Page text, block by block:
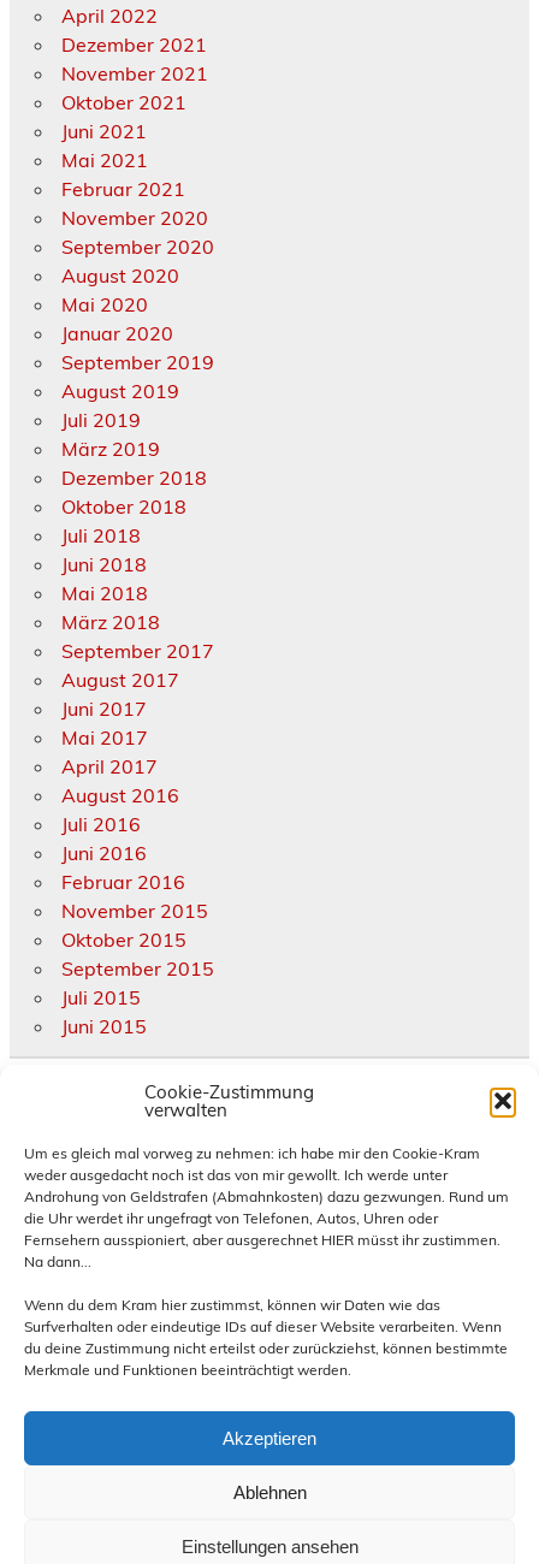
Cookie-Zustimmung
verwalten
Um es gleich mal vorweg zu nehmen: ich habe mir den Cookie-Kram
weder ausgedacht noch ist das von mir gewollt. Ich werde unter
Androhung von Geldstrafen (Abmahnkosten) dazu gezwungen. Rund um
die Uhr werdet ihr ungefragt von Telefonen, Autos, Uhren oder
Fernsehern ausspioniert, aber ausgerechnet HIER müsst ihr zustimmen.
Na dann...
Wenn du dem Kram hier zustimmst, können wir Daten wie das
Surfverhalten oder eindeutige IDs auf dieser Website verarbeiten. Wenn
du deine Zustimmung nicht erteilst oder zurückziehst, können bestimmte
Merkmale und Funktionen beeinträchtigt werden.
Akzeptieren
Ablehnen
Einstellungen ansehen
April 2022
Dezember 2021
November 2021
Oktober 2021
Juni 2021
Mai 2021
Februar 2021
November 2020
September 2020
August 2020
Mai 2020
Januar 2020
September 2019
August 2019
Juli 2019
März 2019
Dezember 2018
Oktober 2018
Juli 2018
Juni 2018
Mai 2018
März 2018
September 2017
August 2017
Juni 2017
Mai 2017
April 2017
August 2016
Juli 2016
Juni 2016
Februar 2016
November 2015
Oktober 2015
September 2015
Juli 2015
Juni 2015
Allgemein
diverse Termine und Treffen
eigene Termine und Treffen
Hornburg
News und Infos
Presse
Reiseberichte
Rückblick besuchte Treffen
Rückblick eigene Treffen
Technik